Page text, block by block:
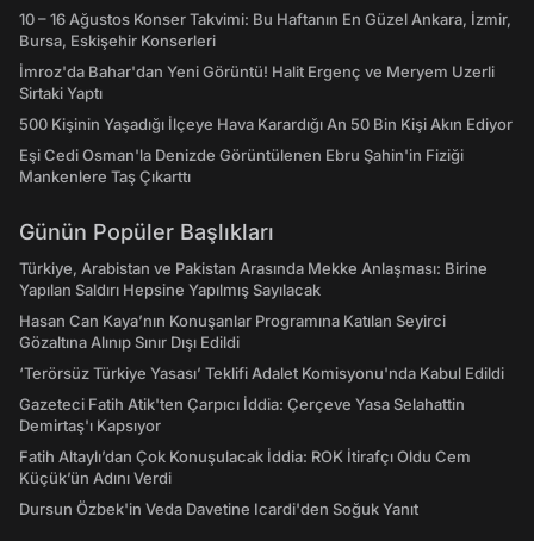
10 – 16 Ağustos Konser Takvimi: Bu Haftanın En Güzel Ankara, İzmir,
Bursa, Eskişehir Konserleri
İmroz'da Bahar'dan Yeni Görüntü! Halit Ergenç ve Meryem Uzerli
Sirtaki Yaptı
500 Kişinin Yaşadığı İlçeye Hava Karardığı An 50 Bin Kişi Akın Ediyor
Eşi Cedi Osman'la Denizde Görüntülenen Ebru Şahin'in Fiziği
Mankenlere Taş Çıkarttı
Günün Popüler Başlıkları
Türkiye, Arabistan ve Pakistan Arasında Mekke Anlaşması: Birine
Yapılan Saldırı Hepsine Yapılmış Sayılacak
Hasan Can Kaya’nın Konuşanlar Programına Katılan Seyirci
Gözaltına Alınıp Sınır Dışı Edildi
‘Terörsüz Türkiye Yasası’ Teklifi Adalet Komisyonu'nda Kabul Edildi
Gazeteci Fatih Atik'ten Çarpıcı İddia: Çerçeve Yasa Selahattin
Demirtaş'ı Kapsıyor
Fatih Altaylı’dan Çok Konuşulacak İddia: ROK İtirafçı Oldu Cem
Küçük’ün Adını Verdi
Dursun Özbek'in Veda Davetine Icardi'den Soğuk Yanıt